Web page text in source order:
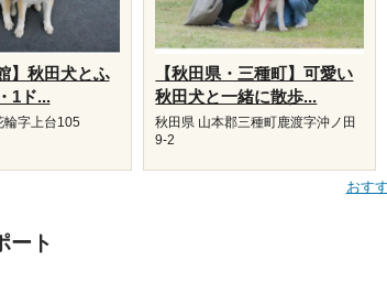
】秋田犬とふ
1ド...
輪字上台105
【秋田県・三種町】可愛い
秋田犬と一緒に散歩...
秋田県 山本郡三種町鹿渡字沖ノ田
9-2
おす
ート